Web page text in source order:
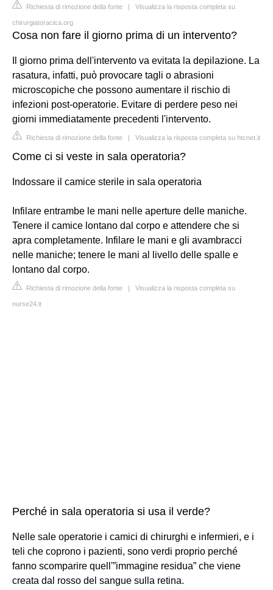
Richiesta di rimozione della fonte | Visualizza la risposta completa su
chirurgiatoracica.org
Cosa non fare il giorno prima di un intervento?
Il giorno prima dell'intervento va evitata la depilazione. La
rasatura, infatti, può provocare tagli o abrasioni
microscopiche che possono aumentare il rischio di
infezioni post-operatorie. Evitare di perdere peso nei
giorni immediatamente precedenti l'intervento.
Richiesta di rimozione della fonte | Visualizza la risposta completa su htcnet.it
Come ci si veste in sala operatoria?
Indossare il camice sterile in sala operatoria
Infilare entrambe le mani nelle aperture delle maniche.
Tenere il camice lontano dal corpo e attendere che si
apra completamente. Infilare le mani e gli avambracci
nelle maniche; tenere le mani al livello delle spalle e
lontano dal corpo.
Richiesta di rimozione della fonte | Visualizza la risposta completa su
nurse24.it
Perché in sala operatoria si usa il verde?
Nelle sale operatorie i camici di chirurghi e infermieri, e i
teli che coprono i pazienti, sono verdi proprio perché
fanno scomparire quell'”immagine residua” che viene
creata dal rosso del sangue sulla retina.